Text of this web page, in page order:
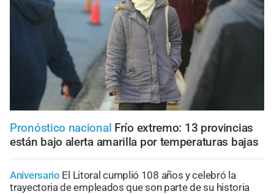
Pronóstico nacional Frío extremo: 13 provincias
están bajo alerta amarilla por temperaturas bajas
Aniversario El Litoral cumplió 108 años y celebró la
trayectoria de empleados que son parte de su historia